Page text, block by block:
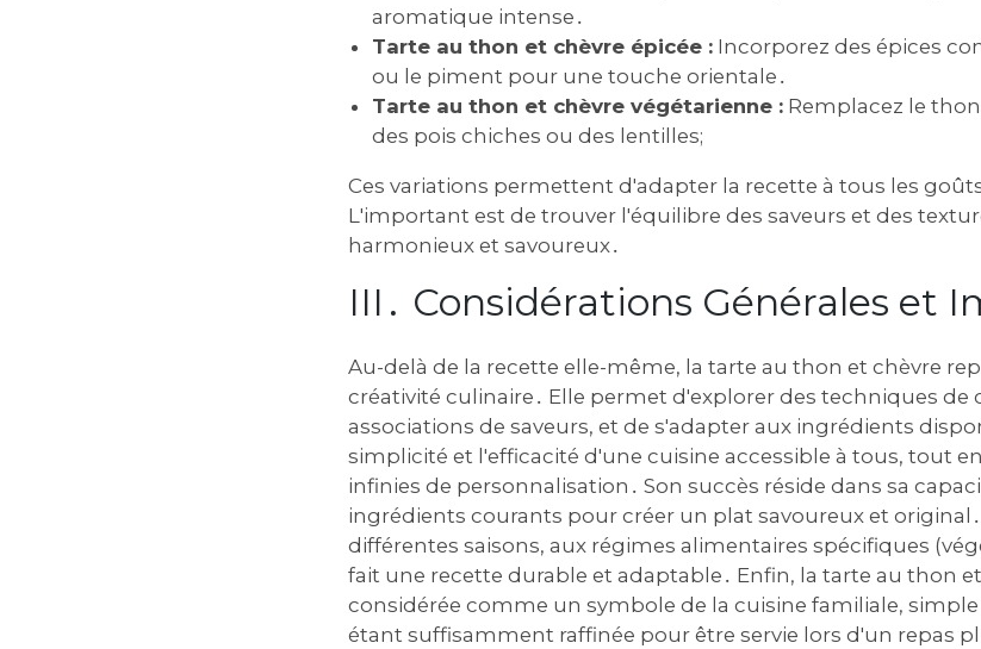
aromatique intense․
Tarte au thon et chèvre épicée : Incorporez des épices
ou le piment pour une touche orientale․
Tarte au thon et chèvre végétarienne : Remplacez le
des pois chiches ou des lentilles;
Ces variations permettent d'adapter la recette à tous les
L'important est de trouver l'équilibre des saveurs et des
harmonieux et savoureux․
III․ Considérations Générales et
Au-delà de la recette elle-même‚ la tarte au thon et chèvre
créativité culinaire․ Elle permet d'explorer des techniques de
associations de saveurs‚ et de s'adapter aux ingrédients
simplicité et l'efficacité d'une cuisine accessible à tous‚ tout
infinies de personnalisation․ Son succès réside dans sa
ingrédients courants pour créer un plat savoureux et
différentes saisons‚ aux régimes alimentaires spécifiques
fait une recette durable et adaptable․ Enfin‚ la tarte au thon
considérée comme un symbole de la cuisine familiale‚
étant suffisamment raffinée pour être servie lors d'un repas